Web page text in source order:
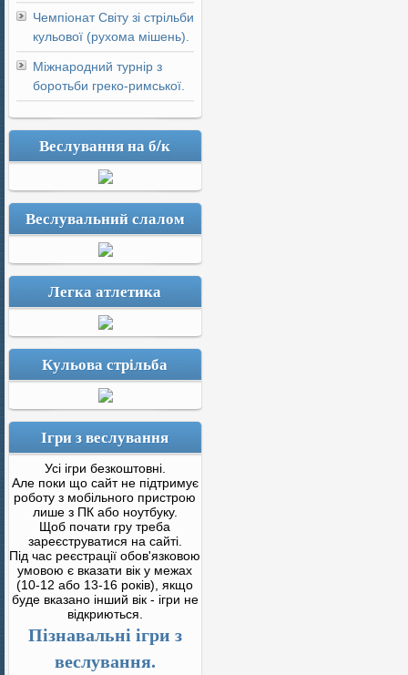
Чемпіонат Світу зі стрільби
кульової (рухома мішень).
Міжнародний турнір з
боротьби греко-римської.
Веслування на б/к
Веслувальний слалом
Легка атлетика
Кульова стрільба
Ігри з веслування
Усі ігри безкоштовні.
Але поки що сайт не підтримує
роботу з мобільного пристрою
лише з ПК або ноутбуку.
Щоб почати гру треба
зареєструватися на сайті.
Під час реєстрації обов'язковою
умовою є вказати вік у межах
(10-12 або 13-16 років), якщо
буде вказано інший вік - ігри не
відкриються.
Пізнавальні ігри з
веслування.